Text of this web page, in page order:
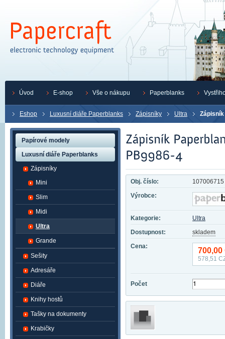
Eshop Luxusní diáře Paperblanks Zápisníky Ultra
Obj. číslo:
107006715
Výrobce:
Kategorie:
Ultra
Dostupnost:
skladem
Cena:
700,00
578,51
Počet
Papírové modely
Luxusní diáře Paperblanks
Zápisníky
Mini
Slim
Midi
Ultra
Grande
Sešity
Adresáře
Diáře
Knihy hostů
Tašky na dokumenty
Krabičky
Úvod E-shop Vše o nákupu Paperblanks